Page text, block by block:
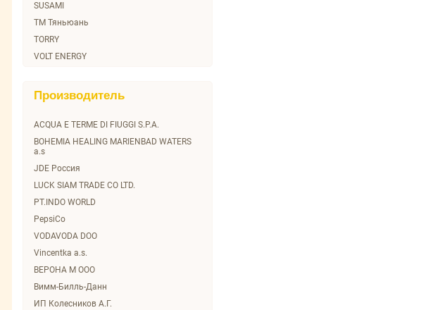
SUSAMI
TM Тяньюань
TORRY
VOLT ENERGY
Билинска Киселка
Зайечицкая Горькая
Пестравка
Фьюджи
Производитель
ACQUA E TERME DI FIUGGI S.P.A.
BOHEMIA HEALING MARIENBAD WATERS
a.s
JDE Россия
LUCK SIAM TRADE CO LTD.
PT.INDO WORLD
PepsiCo
VODAVODA DOO
Vincentka a.s.
ВЕРОНА М ООО
Вимм-Билль-Данн
ИП Колесников А.Г.